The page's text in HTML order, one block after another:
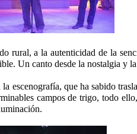
rural, a la autenticidad de la
Un canto desde la nostalgia y
la escenografía, que ha sabido
campos de trigo, todo